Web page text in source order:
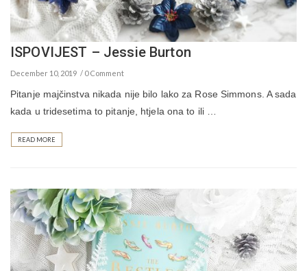
ISPOVIJEST – Jessie Burton
December 10, 2019 0 Comment
Pitanje majčinstva nikada nije bilo lako za Rose Simmons. A sada
kada u tridesetima to pitanje, htjela ona to ili …
READ MORE